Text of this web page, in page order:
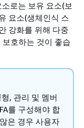
로는 보유 요소(보
요소(생체인식 스
강화를 위해 다중
보호하는 것이 좋습
, 관리 및 멤버
를 구성해야 합
은 경우 사용자